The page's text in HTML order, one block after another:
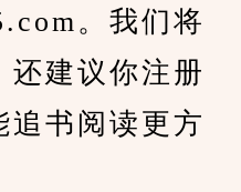
。我们将
还建议你注册
追书阅读更方